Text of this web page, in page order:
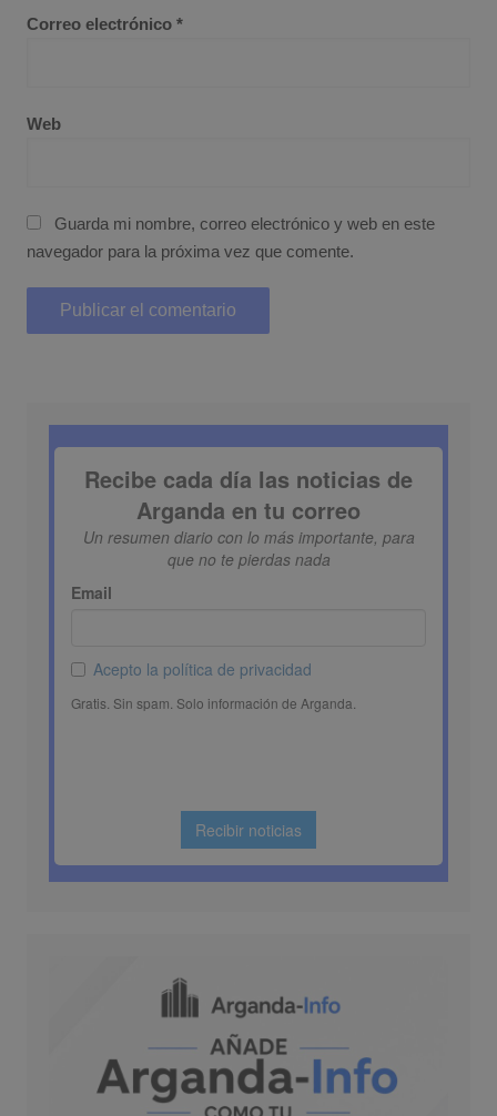
Correo electrónico *
Web
Guarda mi nombre, correo electrónico y web en este
navegador para la próxima vez que comente.